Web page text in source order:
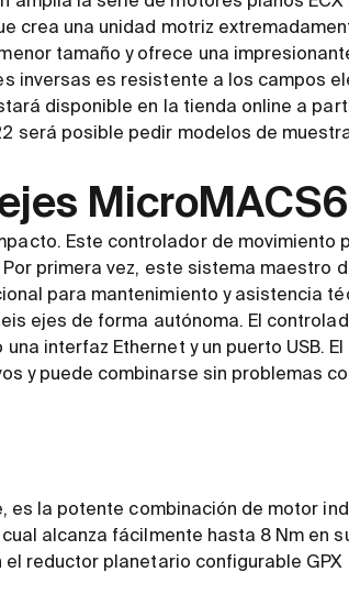
crea una unidad motriz
tamaño y ofrece una
inversas es resistente a los campos
disponible en la tienda online a
será posible pedir modelos de
MicroMACS6
Este controlador de movimiento
primera vez, este sistema maestro
para mantenimiento y asistencia
ejes de forma autónoma. El
interfaz Ethernet y un puerto USB. El
y puede combinarse sin problemas
es la potente combinación de motor
alcanza fácilmente hasta 8 Nm en
reductor planetario configurable GPX